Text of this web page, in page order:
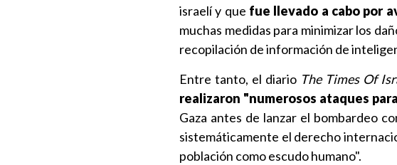
israelí y que fue llevado a cabo por
muchas medidas para minimizar los
recopilación de información de
Entre tanto, el diario The Times Of
realizaron "numerosos ataques
Gaza antes de lanzar el bombardeo
sistemáticamente el derecho
población como escudo humano".